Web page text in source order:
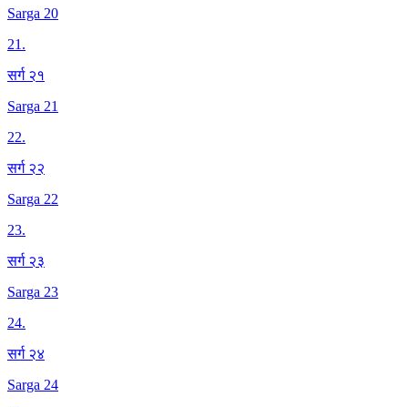
Sarga 20
21.
सर्ग २१
Sarga 21
22.
सर्ग २२
Sarga 22
23.
सर्ग २३
Sarga 23
24.
सर्ग २४
Sarga 24